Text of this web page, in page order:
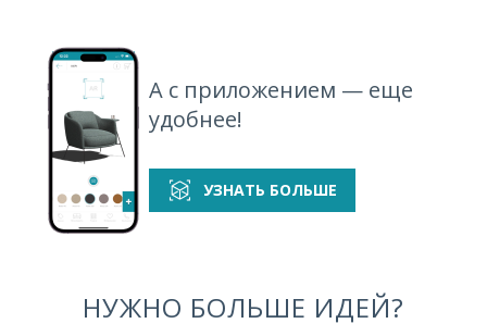
А с приложением — еще
удобнее!
УЗНАТЬ БОЛЬШЕ
НУЖНО БОЛЬШЕ ИДЕЙ?